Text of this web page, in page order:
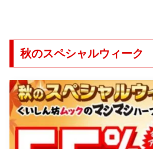
秋のスペシャルウィーク